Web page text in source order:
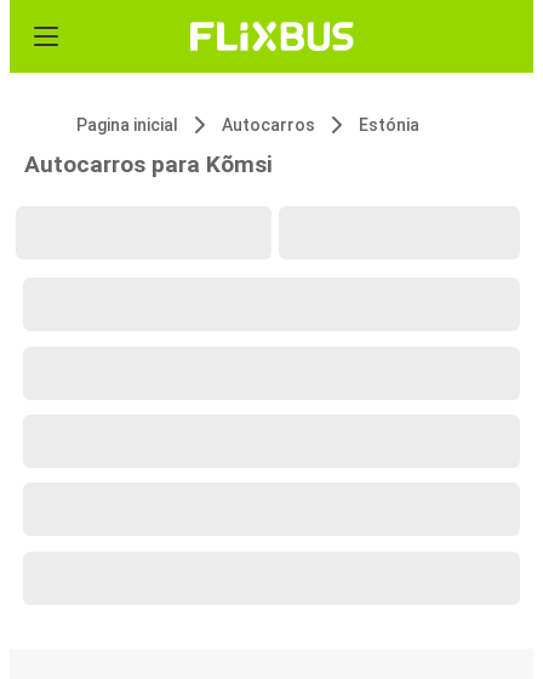
Pagina inicial Autocarros Estónia
Autocarros para Kõmsi